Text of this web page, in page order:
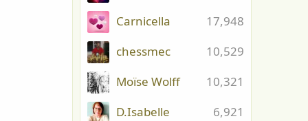
17,948
Carnicella
10,529
chessmec
10,321
Moïse Wolff
6,921
D.Isabelle